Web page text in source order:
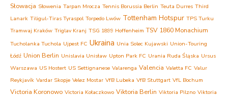
Słowacja Słowenia Tarpan Mrocza Tennis Borussia Berlin Teuta Durres Third
Lanark Tiligul-Tiras Tyraspol Torpedo Lwów Tottenham Hotspur TPS Turku
Tramwaj Kraków Triglav Kranj TSG 1899 Hoffenheim TSV 1860 Monachium
Tucholanka Tuchola Ujpest FC Ukraina Unia Solec Kujawski Union-Touring
Łódź Union Berlin Unislavia Unisław Upton Park FC Urania Ruda Śląska Ursus
Warszawa US Hostert US Settignanese Valarenga Valencia Valetta FC Valur
Reykjavík Vardar Skopje Velez Mostar VfB Lubeka VfB Stuttgart VfL Bochum
Victoria Koronowo Victoria Kołaczkowo Viktoria Berlin Viktoria Pilzno Viktoria